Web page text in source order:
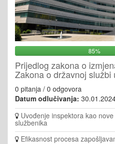
85%
Prijedlog zakona o
Zakona o državnoj službi
0 pitanja / 0 odgovora
Datum odlučivanja:
Uvođenje inspektora kao
službenika
Efikasnost procesa